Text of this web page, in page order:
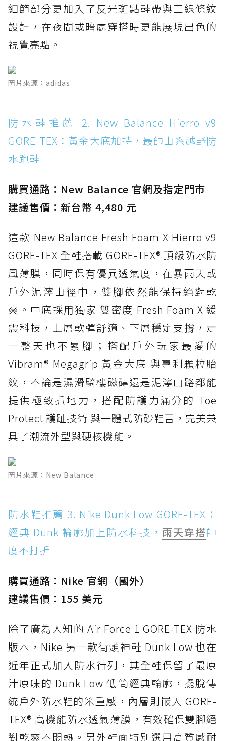
黃靴同級頂級防水，輕量化工裝健走鞋雨天必備
防水鞋推薦 7. Timberland Motion Access：
黃靴同級頂級防水，輕量化工裝健走鞋雨天必備
GTX：搭載 Vibram 黃金大底與 GORE-TEX 的
日系街頭潮鞋
DISC WP+：首度導入旋鈕快穿，橘標防水加持
的城市波浪神鞋
防水鞋推薦 10. PUMA Voyage NITRO™ 4
GORE-TEX：氮氣中底注入，回彈與防滑兼具的
防水鞋推薦 11. On Cloudhorizon 2 WP：腳
感軟彈、搭載 Missiongrip™ 的防水輕越野鞋
防水鞋推薦 12. Vans Crosspath XC GORE-
TEX：搭載 Vibram 大底與 GORE-TEX，顛覆
滑板印象的防水鞋
防水鞋推薦 13. Dr. Martens 1460 Rain
Boot：馬汀首款雨靴登場，經典八孔加上全防
水 PVC
防水鞋推薦 14. SKECHERS BADGER
WATERPROOF：一踩即穿懶人神器！搭載固特
異大底與全防水厚底健走鞋
防水鞋推薦 15. Brooks Cascadia 19 GTX：注
入氮氣中底與 GORE-TEX 的全地形碳中和神鞋
細節部分更加入了反光斑點鞋帶與三線條紋
設計，在夜間或暗處穿搭時更能展現出色的
視覺亮點。
圖片來源：adidas
防水鞋推薦 2. New Balance Hierro v9
GORE-TEX：黃金大底加持，最帥山系越野防
水跑鞋
購買通路：New Balance 官網及指定門市
建議售價：新台幣 4,480 元
這款 New Balance Fresh Foam X Hierro v9
GORE-TEX 全鞋搭載 GORE-TEX® 頂級防水防
風薄膜，同時保有優異透氣度，在暴雨天或
戶外泥濘山徑中，雙腳依然能保持絕對乾
爽。中底採用獨家 雙密度 Fresh Foam X 緩
震科技，上層軟彈舒適、下層穩定支撐，走
一整天也不累腳；搭配戶外玩家最愛的
Vibram® Megagrip 黃金大底 與專利顆粒胎
紋，不論是濕滑騎樓磁磚還是泥濘山路都能
提供極致抓地力，搭配防護力滿分的 Toe
Protect 護趾技術 與一體式防砂鞋舌，完美兼
具了潮流外型與硬核機能。
圖片來源：New Balance
防水鞋推薦 3. Nike Dunk Low GORE-TEX：
經典 Dunk 輪廓加上防水科技， 雨天穿搭帥
度不打折
購買通路：Nike 官網（國外）
建議售價：155 美元
除了廣為人知的 Air Force 1 GORE-TEX 防水
版本，Nike 另一款街頭神鞋 Dunk Low 也在
近年正式加入防水行列，其全鞋保留了最原
汁原味的 Dunk Low 低筒經典輪廓，擺脫傳
統戶外防水鞋的笨重感，內層則嵌入 GORE-
TEX® 高機能防水透氣薄膜，有效確保雙腳絕
對乾爽不悶熱。另外鞋面特別選用高質感耐